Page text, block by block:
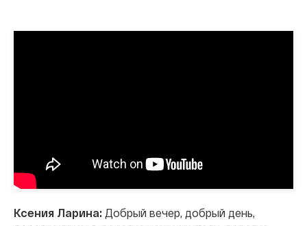
Ксения Ларина: Добрый вечер, добрый день,